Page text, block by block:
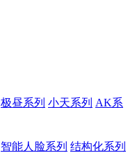
极昼系列 小天系列 AK系
智能人脸系列 结构化系列